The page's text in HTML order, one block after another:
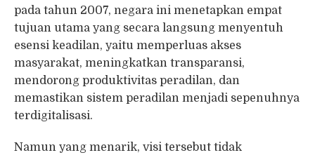
pada tahun 2007, negara ini menetapkan empat
tujuan utama yang secara langsung menyentuh
esensi keadilan, yaitu memperluas akses
masyarakat, meningkatkan transparansi,
mendorong produktivitas peradilan, dan
memastikan sistem peradilan menjadi sepenuhnya
terdigitalisasi.
Namun yang menarik, visi tersebut tidak